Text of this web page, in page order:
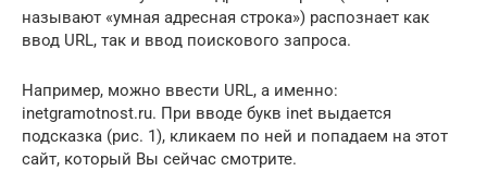
называют «умная адресная строка») распознает как
ввод URL, так и ввод поискового запроса.
Например, можно ввести URL, а именно:
inetgramotnost.ru. При вводе букв inet выдается
подсказка (рис. 1), кликаем по ней и попадаем на этот
сайт, который Вы сейчас смотрите.